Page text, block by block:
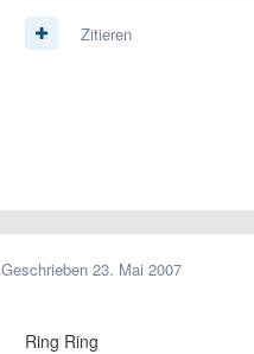
Zitieren
Geschrieben 23. Mai 2007
Ring Ring